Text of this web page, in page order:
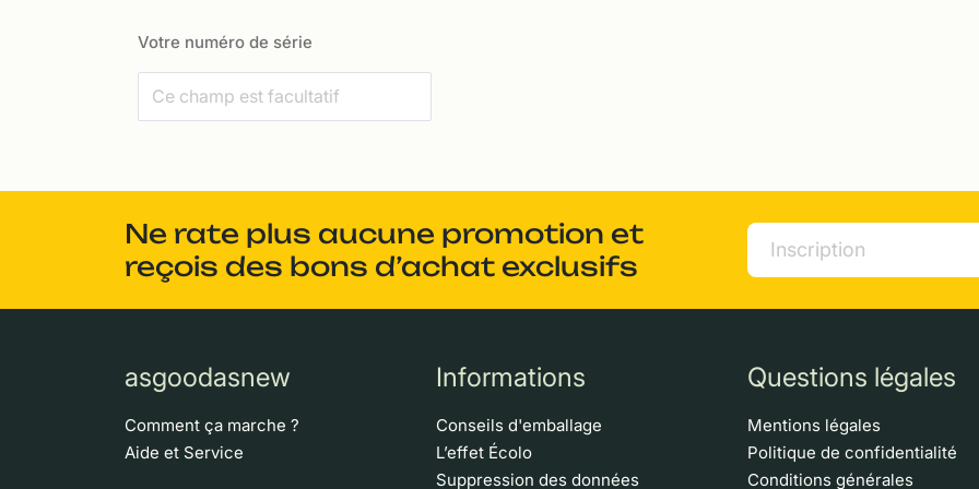
Votre numéro de série
Ne rate plus aucune promotion et
reçois des bons d’achat exclusifs
asgoodasnew
Comment ça marche ?
Aide et Service
Informations
Conseils d'emballage
L’effet Écolo
Suppression des données
Questions légales
Mentions légales
Politique de confidentialité
Conditions générales